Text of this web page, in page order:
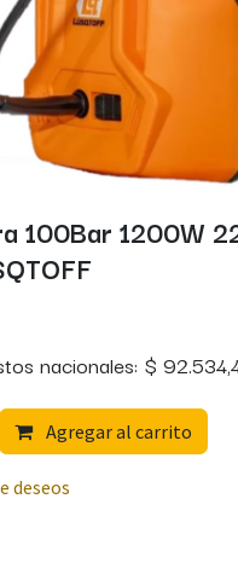
100Bar 1200W
nacionales: $
Agregar al carrito
deseos